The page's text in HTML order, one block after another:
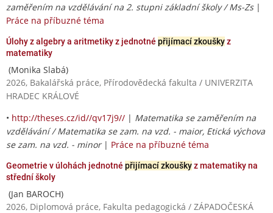
zaměřením na vzdělávání na 2. stupni základní školy / Ms-Zs|
Práce na příbuzné téma
Úlohy z algebry a aritmetiky z jednotné přijímací zkouškyz
matematiky
(Monika Slabá)
2026, Bakalářská práce, Přírodovědecká fakulta / UNIVERZITA
HRADEC KRÁLOVÉ
• http://theses.cz/id//qv17j9// | Matematika se zaměřením na
vzdělávání / Matematika se zam. na vzd. - maior, Etická výchova
se zam. na vzd. - minor| Práce na příbuzné téma
Geometrie v úlohách jednotné přijímací zkouškyz matematiky na
střední školy
(Jan BAROCH)
2026, Diplomová práce, Fakulta pedagogická / ZÁPADOČESKÁ